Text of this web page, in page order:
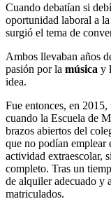
Cuando debatían si
oportunidad laboral a
surgió el tema de
Ambos llevaban años
pasión por la música y
idea.
Fue entonces, en
cuando la Escuela de
brazos abiertos del
que no podían emplear
actividad extraescolar,
completo. Tras un
de alquiler adecuado y
matriculados.